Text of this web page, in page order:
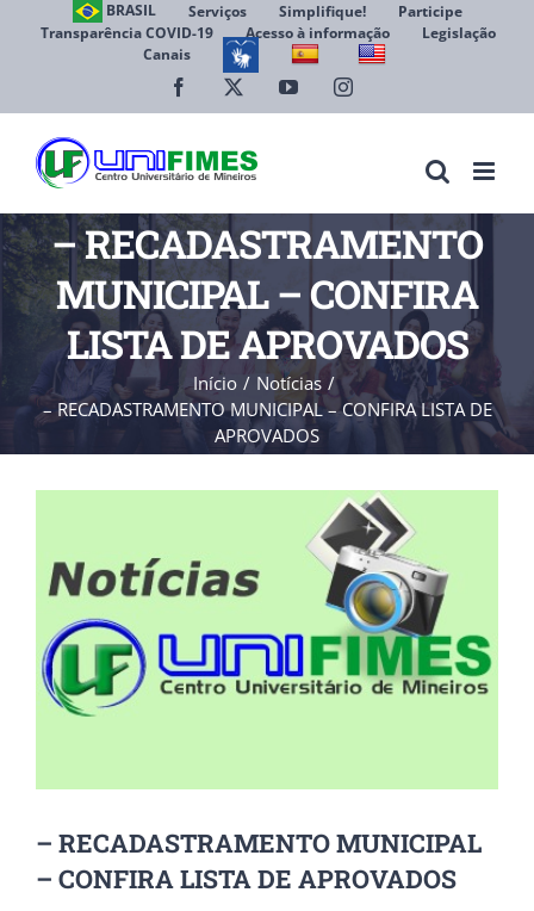
BRASIL Serviços Simplifique!
Participe
Transparência COVID-19
Acesso à informação
Legislação
Canais
Facebook YouTubeInstagram
– RECADASTRAMENTO
MUNICIPAL – CONFIRA
LISTA DE APROVADOS
Início
Notícias
– RECADASTRAMENTO MUNICIPAL – CONFIRA LISTA DE
APROVADOS
– RECADASTRAMENTO MUNICIPAL
– CONFIRA LISTA DE APROVADOS